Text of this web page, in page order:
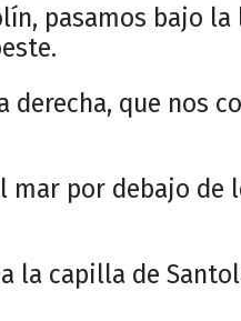
pasamos bajo la
que nos
por debajo de
la capilla de